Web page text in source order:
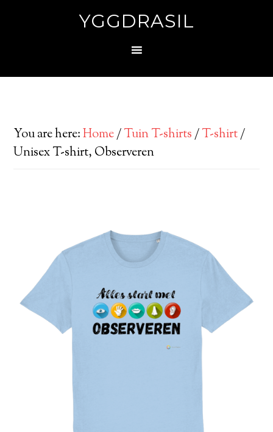
YGGDRASIL
You are here:Home/Tuin T-shirts/T-shirt/
Unisex T-shirt, Observeren